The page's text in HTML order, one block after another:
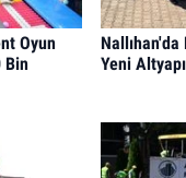
Oyun
Bin
Yeni